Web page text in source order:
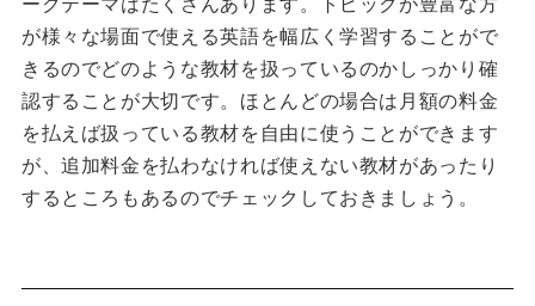
が様々な場面で使える英語を幅広く学習することがで
きるのでどのような教材を扱っているのかしっかり確
認することが大切です。ほとんどの場合は月額の料金
を払えば扱っている教材を自由に使うことができます
が、追加料金を払わなければ使えない教材があったり
するところもあるのでチェックしておきましょう。